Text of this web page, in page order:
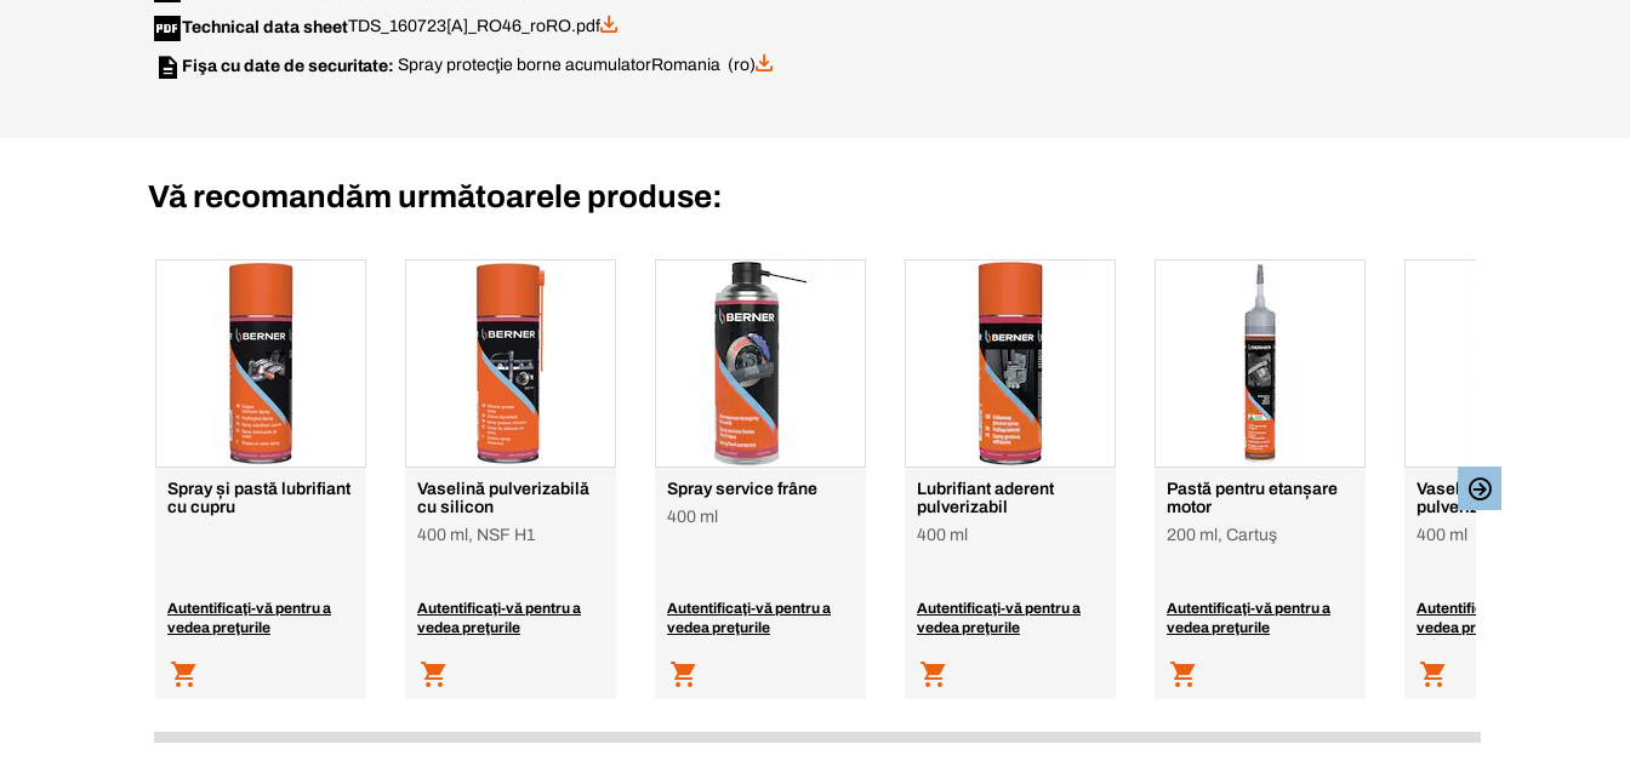
Technical data sheetTDS_160723[A]_RO46_roRO.pdf
Fişa cu date de securitate:Spray protecţie borne acumulatorRomania (ro)
Vă recomandăm următoarele produse:
Spray și pastă lubrifiant
cu cupru
Autentificaţi-vă pentru a
vedea preţurile
Vaselină pulverizabilă
cu silicon
400 ml, NSF H1
Autentificaţi-vă pentru a
vedea preţurile
Spray service frâne
400 ml
Autentificaţi-vă pentru a
vedea preţurile
Lubrifiant aderent
pulverizabil
400 ml
Autentificaţi-vă pentru a
vedea preţurile
Pastă pentru etanșare
motor
200 ml, Cartuş
Autentificaţi-vă pentru a
vedea preţurile
Vaselină universală
pulverizabilă
400 ml
Autentificaţi-vă pentru a
vedea preţurile